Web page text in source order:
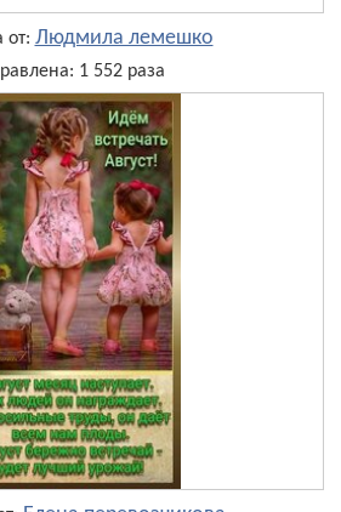
от: Людмила лемешко
1 552 раза